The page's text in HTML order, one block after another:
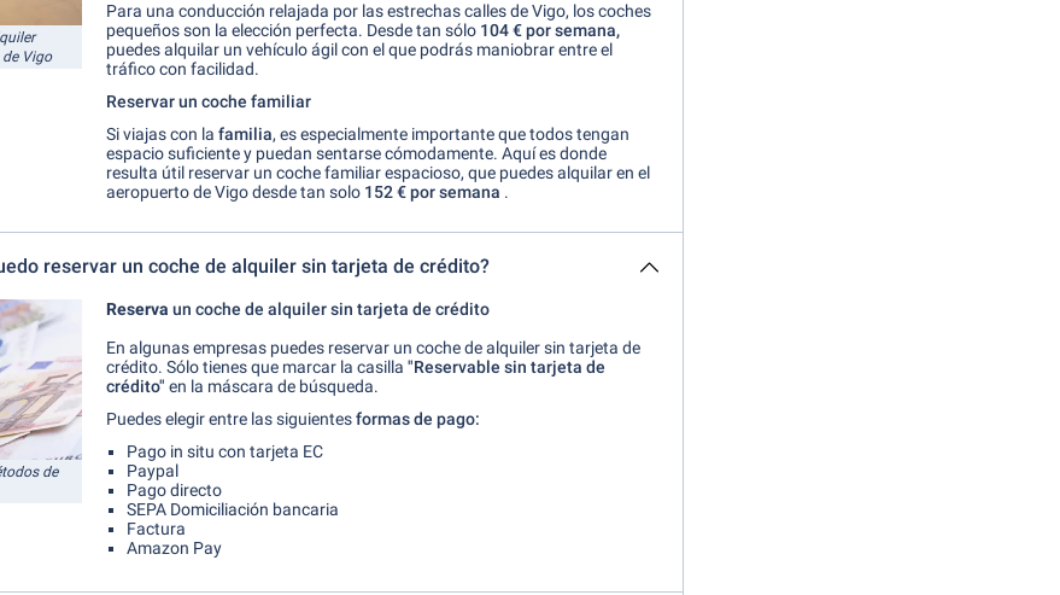
Vigo
Para una conducción relajada por las estrechas calles de Vigo, los coches
pequeños son la elección perfecta. Desde tan sólo 104 € por semana,
puedes alquilar un vehículo ágil con el que podrás maniobrar entre el
tráfico con facilidad.
Reservar un coche familiar
Si viajas con la familia, es especialmente importante que todos tengan
espacio suficiente y puedan sentarse cómodamente. Aquí es donde
resulta útil reservar un coche familiar espacioso, que puedes alquilar en el
aeropuerto de Vigo desde tan solo 152 € por semana .
reservar un coche de alquiler sin tarjeta de crédito?
de
Reserva un coche de alquiler sin tarjeta de crédito
En algunas empresas puedes reservar un coche de alquiler sin tarjeta de
crédito. Sólo tienes que marcar la casilla "Reservable sin tarjeta de
crédito" en la máscara de búsqueda.
Puedes elegir entre las siguientesformasde pago:
Pago in situ con tarjeta EC
Paypal
Pago directo
SEPA Domiciliación bancaria
Factura
Amazon Pay